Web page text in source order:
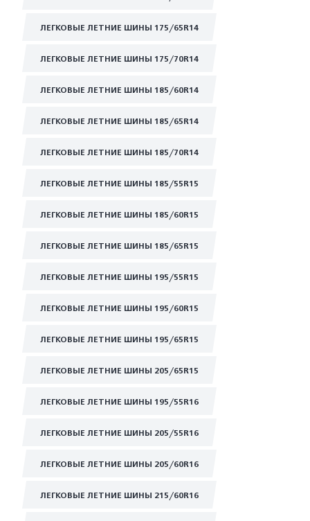
ЛЕГКОВЫЕ ЛЕТНИЕ ШИНЫ 175/65R14
ЛЕГКОВЫЕ ЛЕТНИЕ ШИНЫ 175/70R14
ЛЕГКОВЫЕ ЛЕТНИЕ ШИНЫ 185/60R14
ЛЕГКОВЫЕ ЛЕТНИЕ ШИНЫ 185/65R14
ЛЕГКОВЫЕ ЛЕТНИЕ ШИНЫ 185/70R14
ЛЕГКОВЫЕ ЛЕТНИЕ ШИНЫ 185/55R15
ЛЕГКОВЫЕ ЛЕТНИЕ ШИНЫ 185/60R15
ЛЕГКОВЫЕ ЛЕТНИЕ ШИНЫ 185/65R15
ЛЕГКОВЫЕ ЛЕТНИЕ ШИНЫ 195/55R15
ЛЕГКОВЫЕ ЛЕТНИЕ ШИНЫ 195/60R15
ЛЕГКОВЫЕ ЛЕТНИЕ ШИНЫ 195/65R15
ЛЕГКОВЫЕ ЛЕТНИЕ ШИНЫ 205/65R15
ЛЕГКОВЫЕ ЛЕТНИЕ ШИНЫ 195/55R16
ЛЕГКОВЫЕ ЛЕТНИЕ ШИНЫ 205/55R16
ЛЕГКОВЫЕ ЛЕТНИЕ ШИНЫ 205/60R16
ЛЕГКОВЫЕ ЛЕТНИЕ ШИНЫ 215/60R16